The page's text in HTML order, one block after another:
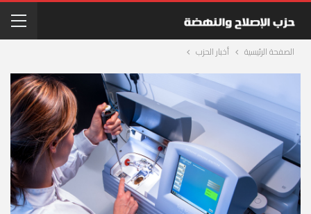
الصفحة الرئيسية أخبار الحزب